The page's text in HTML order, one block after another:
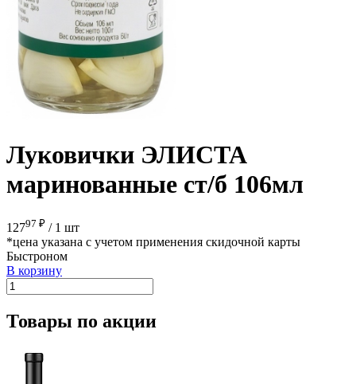
Луковички ЭЛИСТА
маринованные ст/б 106мл
12797 ₽ / 1 шт
*цена указана с учетом применения скидочной карты
Быстроном
В корзину
Товары по акции